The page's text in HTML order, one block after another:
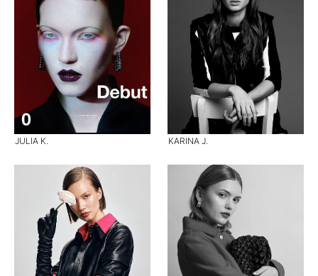
JULIA K. KARINA J.